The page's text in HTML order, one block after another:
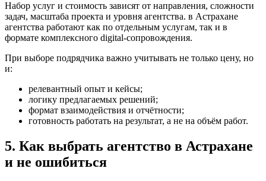
Набор услуг и стоимость зависят от направления, сложности
задач, масштаба проекта и уровня агентства. в Астрахане
агентства работают как по отдельным услугам, так и в
формате комплексного digital-сопровождения.
При выборе подрядчика важно учитывать не только цену, но
и:
релевантный опыт и кейсы;
логику предлагаемых решений;
формат взаимодействия и отчётности;
готовность работать на результат, а не на объём работ.
5. Как выбрать агентство в Астрахане
и не ошибиться